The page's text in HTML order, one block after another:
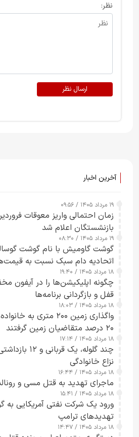
نظر:
ارسال نظر
آخرین اخبار
۱۹ مرداد ۱۴۰۵ / ۰۹:۵۶
زمان احتمالی واریز معوقات
بازنشستگان اعلام شد
۱۹ مرداد ۱۴۰۵ / ۰۸:۳۰
گوشت گاومیش با نام گوشت
اتحادیه دام سبک نسبت به
هشدار داد
۱۸ مرداد ۱۴۰۵ / ۱۹:۴۰
چگونه اپلیکیشن‌ها را در آیفون
قفل و بازگردانی برنامه‌ها
۱۸ مرداد ۱۴۰۵ / ۱۸:۰۳
واگذاری زمین ۲۰۰ متری
۲۰ درصد متقاضیان زمین گرفتند
۱۸ مرداد ۱۴۰۵ / ۱۷:۱۴
چند گلوله،
نزاع خانوادگی
۱۸ مرداد ۱۴۰۵ / ۱۶:۴۴
ماجرای تهدید به قتل مسی و
۱۸ مرداد ۱۴۰۵ / ۱۵:۴۱
ورود یک شرکت نفتی آمریکایی به
تهدیدهای ترامپ
۱۸ مرداد ۱۴۰۵ / ۱۴:۴۷